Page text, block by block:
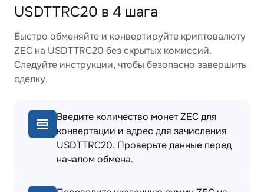
USDTTRC20 в 4 шага
Быстро обменяйте и конвертируйте криптовалюту
ZEC на USDTTRC20 без скрытых комиссий.
Следуйте инструкции, чтобы безопасно завершить
сделку.
Введите количество монет ZEC для
конвертации и адрес для зачисления
USDTTRC20. Проверьте данные перед
началом обмена.